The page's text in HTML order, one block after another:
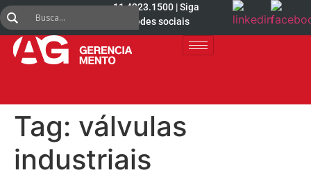
11 4223.1500 | Siga
nas redes sociais
Tag: válvulas
industriais